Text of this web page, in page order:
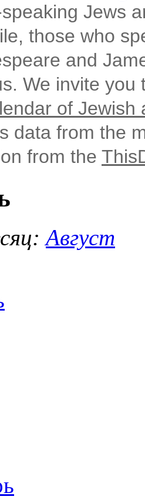
Jews
those who
and
We invite
of Jewish
data from the
from the
Август